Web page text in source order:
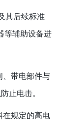
其后续标准
等辅助设备进
、带电部件与
止电击。
在规定的高电